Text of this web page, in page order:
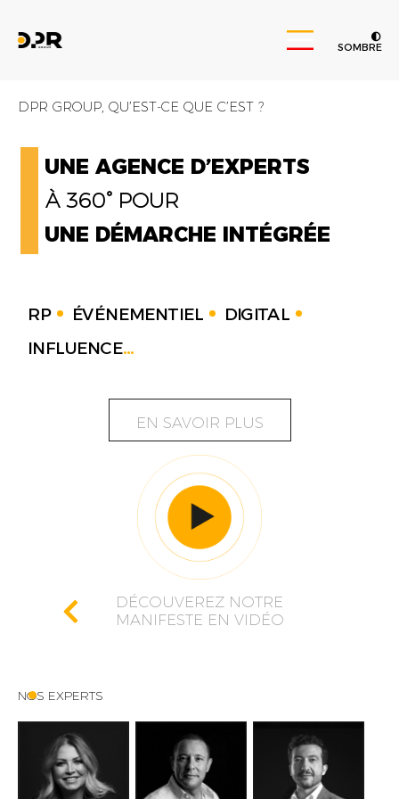
SOMBRE
DPR GROUP, QU’EST-CE QUE C’EST ?
UNE AGENCE D’EXPERTS
À 360° POUR
UNE DÉMARCHE INTÉGRÉE
RP ÉVÉNEMENTIEL
DIGITAL
INFLUENCE...
EN SAVOIR PLUS
DÉCOUVEREZ NOTRE
MANIFESTE EN VIDÉO
NOS EXPERTS